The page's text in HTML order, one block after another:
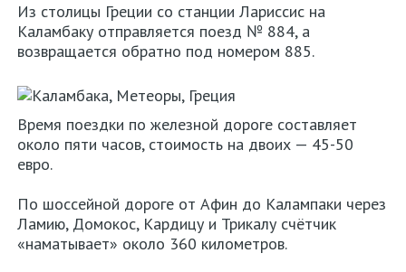
Из столицы Греции со станции Лариссис на
Каламбаку отправляется поезд № 884, а
возвращается обратно под номером 885.
Время поездки по железной дороге составляет
около пяти часов, стоимость на двоих — 45-50
евро.
По шоссейной дороге от Афин до Калампаки через
Ламию, Домокос, Кардицу и Трикалу счётчик
«наматывает» около 360 километров.